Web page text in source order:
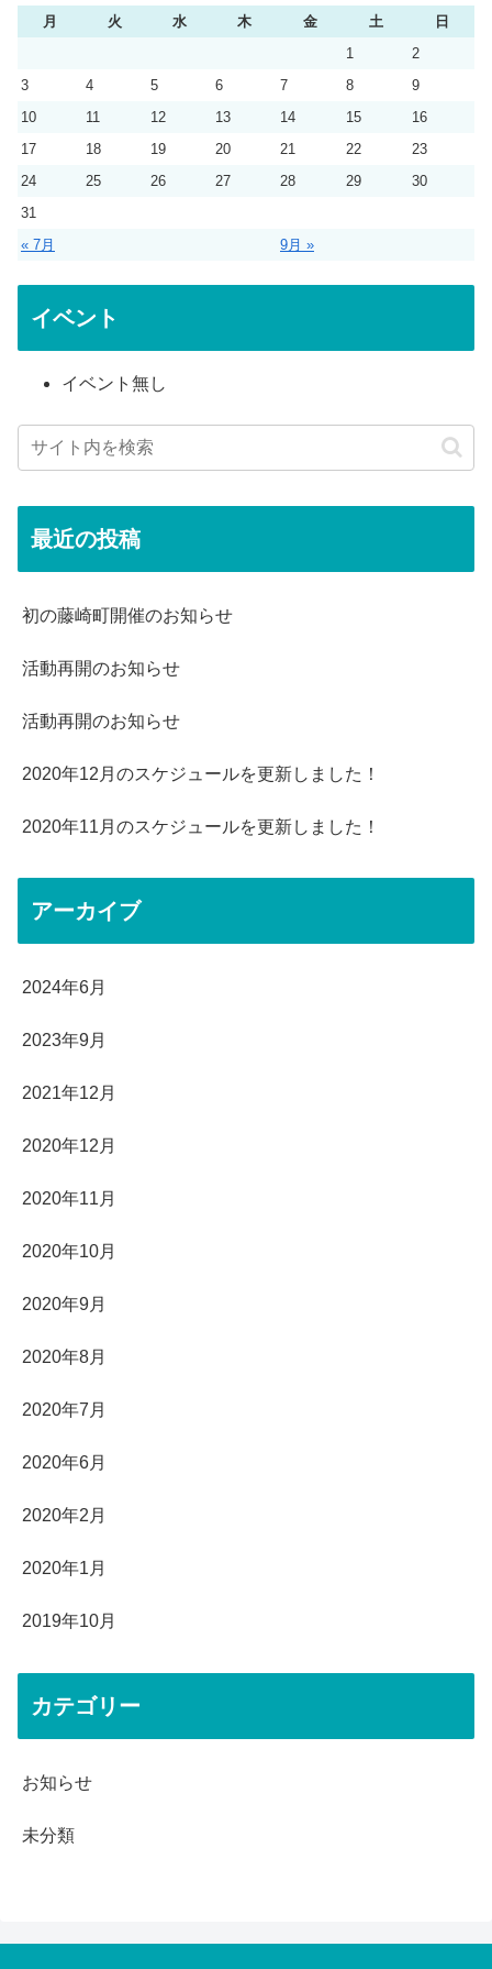
月 火 水 木 金 土
日
1
2
3
4 5 6 7 8
9
10
11 12 13 14 15
16
17
18 19 20 21 22
23
24
25 26 27 28 29
30
31
« 7月
9月 »
イベント
イベント無し
最近の投稿
初の藤崎町開催のお知らせ
活動再開のお知らせ
活動再開のお知らせ
2020年12月のスケジュールを更新しました！
2020年11月のスケジュールを更新しました！
アーカイブ
2024年6月
2023年9月
2021年12月
2020年12月
2020年11月
2020年10月
2020年9月
2020年8月
2020年7月
2020年6月
2020年2月
2020年1月
2019年10月
カテゴリー
お知らせ
未分類